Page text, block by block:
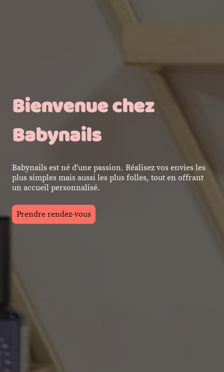
Bienvenue chez
Babynails
Babynails est né d'une passion. Réalisez vos envies les
plus simples mais aussi les plus folles, tout en offrant
un accueil personnalisé.
Prendre rendez-vous